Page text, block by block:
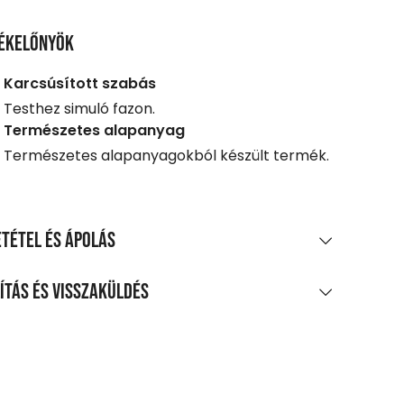
Karcsúsított szabás
Testhez simuló fazon.
Természetes alapanyag
Természetes alapanyagokból készült termék.
és ápolás
és visszaküldés